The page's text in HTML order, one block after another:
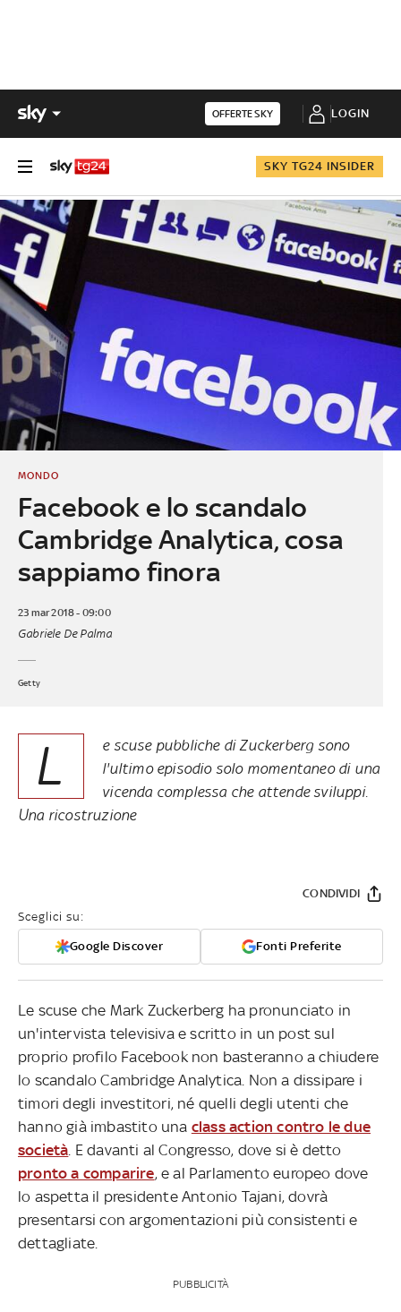
OFFERTE SKY LOGIN
SKY TG24 INSIDER
Facebook e lo scandalo
Cambridge Analytica, cosa
sappiamo finora
MONDO
23 mar 2018 - 09:00
Gabriele De Palma
Getty
L
e scuse pubbliche di Zuckerberg sono
l'ultimo episodio solo momentaneo di una
vicenda complessa che attende sviluppi.
Una ricostruzione
Sceglici su:
Google Discover Fonti Preferite
CONDIVIDI
Le scuse che Mark Zuckerberg ha pronunciato in
un'intervista televisiva e scritto in un post sul
proprio profilo Facebook non basteranno a chiudere
lo scandalo Cambridge Analytica. Non a dissipare i
timori degli investitori, né quelli degli utenti che
hanno già imbastito una class action contro le due
società . E davanti al Congresso, dove si è detto
pronto a comparire, e al Parlamento europeo dove
lo aspetta il presidente Antonio Tajani, dovrà
presentarsi con argomentazioni più consistenti e
dettagliate.
PUBBLICITÀ